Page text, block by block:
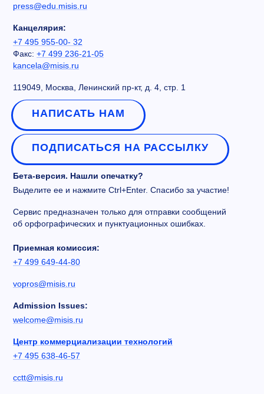
press@edu.misis.ru
Канцелярия:
+7 495 955-00- 32
Факс: +7 499 236-21-05
kancela@misis.ru
119049, Москва, Ленинский пр-кт, д. 4, стр. 1
НАПИСАТЬ НАМ
ПОДПИСАТЬСЯ НА РАССЫЛКУ
Бета-версия. Нашли опечатку?
Выделите ее и нажмите Ctrl+Enter. Спасибо за участие!
Сервис предназначен только для отправки сообщений
об орфографических и пунктуационных ошибках.
Приемная комиссия:
+7 499 649-44-80
vopros@misis.ru
Admission Issues:
welcome@misis.ru
Центр коммерциализации технологий
+7 495 638-46-57
cctt@misis.ru